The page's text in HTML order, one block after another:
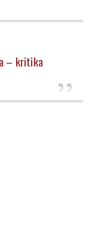
– kritika